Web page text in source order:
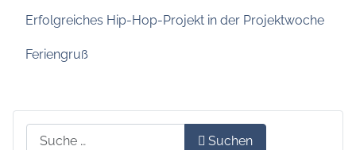
Erfolgreiches Hip-Hop-Projekt in der Projektwoche
Feriengruß
Suchen Suchen